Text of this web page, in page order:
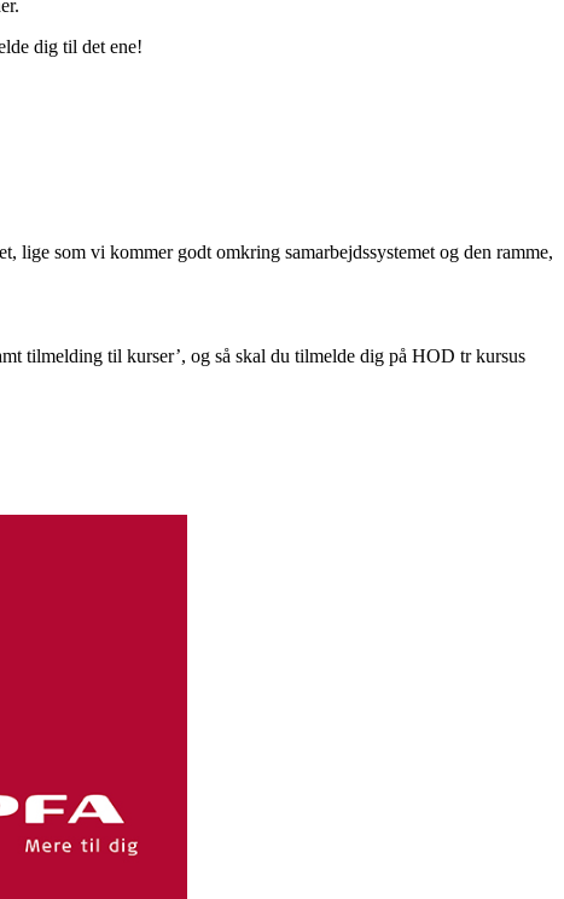
dig til det ene!
som vi kommer godt omkring samarbejdssystemet og den ramme,
tilmelding til kurser’, og så skal du tilmelde dig på HOD tr kursus